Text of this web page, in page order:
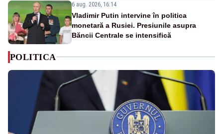
6 aug. 2026, 16:14
Vladimir Putin intervine în politica
monetară a Rusiei. Presiunile asupra
Băncii Centrale se intensifică
POLITICA